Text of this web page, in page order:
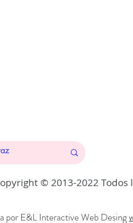
© 2013-2022 Todos
por E&L Interactive Web Desing